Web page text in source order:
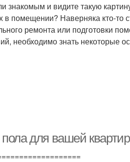
знакомым и видите такую
в помещении? Наверняка кто-то
ремонта или подготовки
необходимо знать некоторые
для вашей